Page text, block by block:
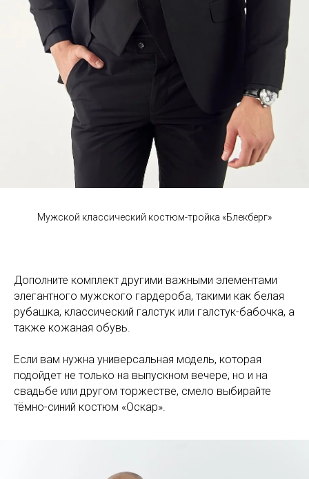
Мужской классический костюм-тройка «Блекберг»
Дополните комплект другими важными элементами
элегантного мужского гардероба, такими как белая
рубашка, классический галстук или галстук-бабочка, а
также кожаная обувь.
Если вам нужна универсальная модель, которая
подойдет не только на выпускном вечере, но и на
свадьбе или другом торжестве, смело выбирайте
тёмно-синий костюм «Оскар».